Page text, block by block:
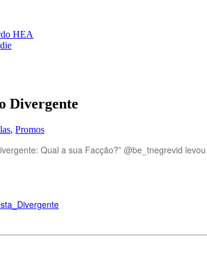
HEA
Divergente
, Promos
Qual a sua Facção?” @be_tnegrevid